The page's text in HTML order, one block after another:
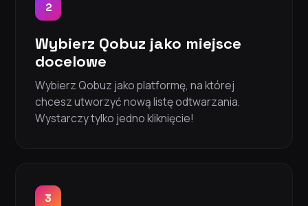
2
Wybierz Qobuz jako miejsce
docelowe
Wybierz Qobuz jako platformę, na której
chcesz utworzyć nową listę odtwarzania.
Wystarczy tylko jedno kliknięcie!
3